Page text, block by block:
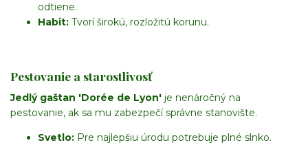
odtiene.
Habit: Tvorí širokú, rozložitú korunu.
Pestovanie a starostlivosť
Jedlý gaštan 'Dorée de Lyon' je nenáročný na
pestovanie, ak sa mu zabezpečí správne stanovište.
Svetlo: Pre najlepšiu úrodu potrebuje plné slnko.